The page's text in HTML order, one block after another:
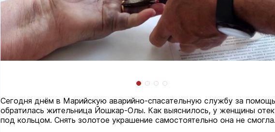
Сегодня днём в Марийскую аварийно-спасательную службу за
обратилась жительница Йошкар-Олы. Как выяснилось, у женщины
под кольцом. Снять золотое украшение самостоятельно она не смогла.